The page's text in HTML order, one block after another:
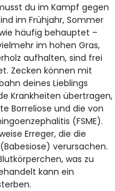
du im Kampf gegen
im Frühjahr, Sommer
häufig behauptet –
im hohen Gras,
aufhalten, sind frei
Zecken können mit
deines Lieblings
Krankheiten übertragen,
Borreliose und die von
(FSME).
Erreger, die die
verursachen.
was zu
kann ein